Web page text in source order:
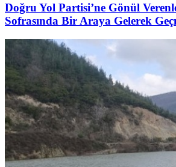
Doğru Yol Partisi’ne Gönül
Sofrasında Bir Araya Gelerek